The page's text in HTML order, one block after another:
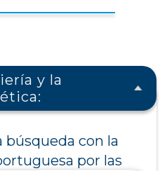
y la
con la
por las